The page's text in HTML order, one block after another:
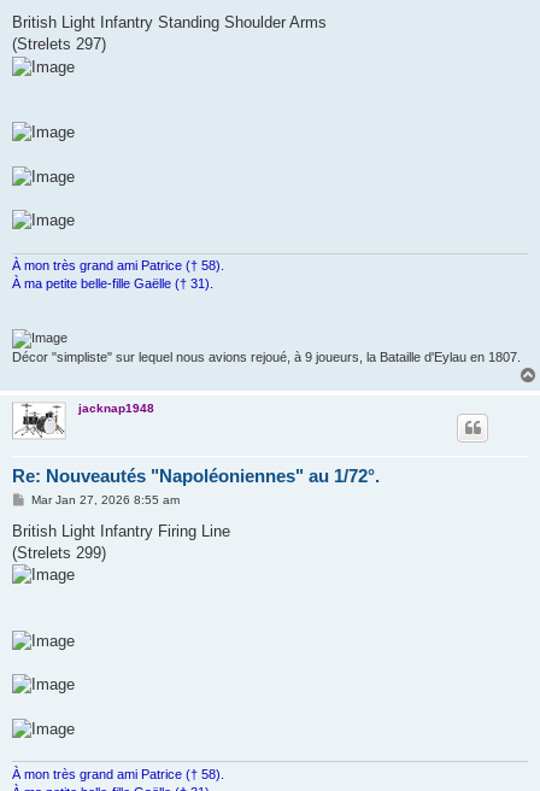
s
a
g
e
British Light Infantry Standing Shoulder Arms
(Strelets 297)
À mon très grand ami Patrice († 58).
À ma petite belle-fille Gaëlle († 31).
Décor "simpliste" sur lequel nous avions rejoué, à 9 joueurs, la Bataille d'Eylau en 1807.
jacknap1948
Re: Nouveautés "Napoléoniennes" au 1/72°.
M
s
a
g
e
Mar Jan 27, 2026 8:55 am
British Light Infantry Firing Line
(Strelets 299)
À mon très grand ami Patrice († 58).